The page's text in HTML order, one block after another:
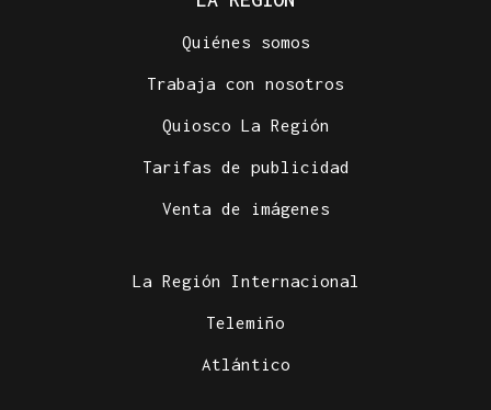
Quiénes somos
Trabaja con nosotros
Quiosco La Región
Tarifas de publicidad
Venta de imágenes
La Región Internacional
Telemiño
Atlántico